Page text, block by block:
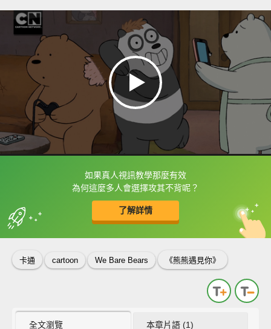
如果真人視訊教學那麼有效
為何這麼多人會選擇攻其不背呢？
了解詳情
框選或點兩下字幕可以直接查字典喔！
收錄佳句 中
英
卡通 cartoon We Bare Bears 《熊熊遇見你》
全文瀏覽 本章片語 (1)